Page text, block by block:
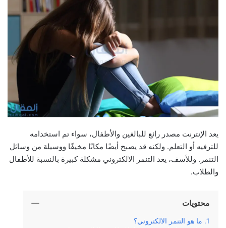
يعد الإنترنت مصدر رائع للبالغين والأطفال، سواء تم استخدامه
للترفيه أو التعلم. ولكنه قد يصبح أيضًا مكانًا مخيفًا ووسيلة من وسائل
التنمر. وللأسف، يعد التنمر الالكتروني مشكلة كبيرة بالنسبة للأطفال
والطلاب.
محتويات
ما هو التنمر الالكتروني؟